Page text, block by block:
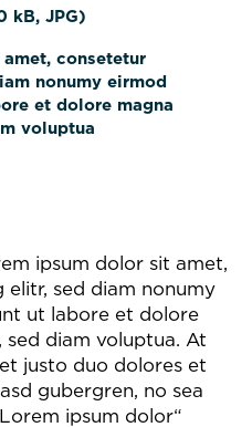
kB, JPG)
consetetur
nonumy eirmod
et dolore magna
voluptua
ipsum dolor sit amet,
elitr, sed diam nonumy
ut labore et dolore
sed diam voluptua. At
justo duo dolores et
gubergren, no sea
ipsum dolor